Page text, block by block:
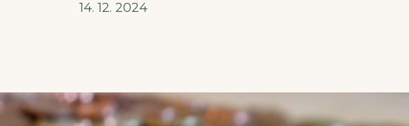
14. 12. 2024